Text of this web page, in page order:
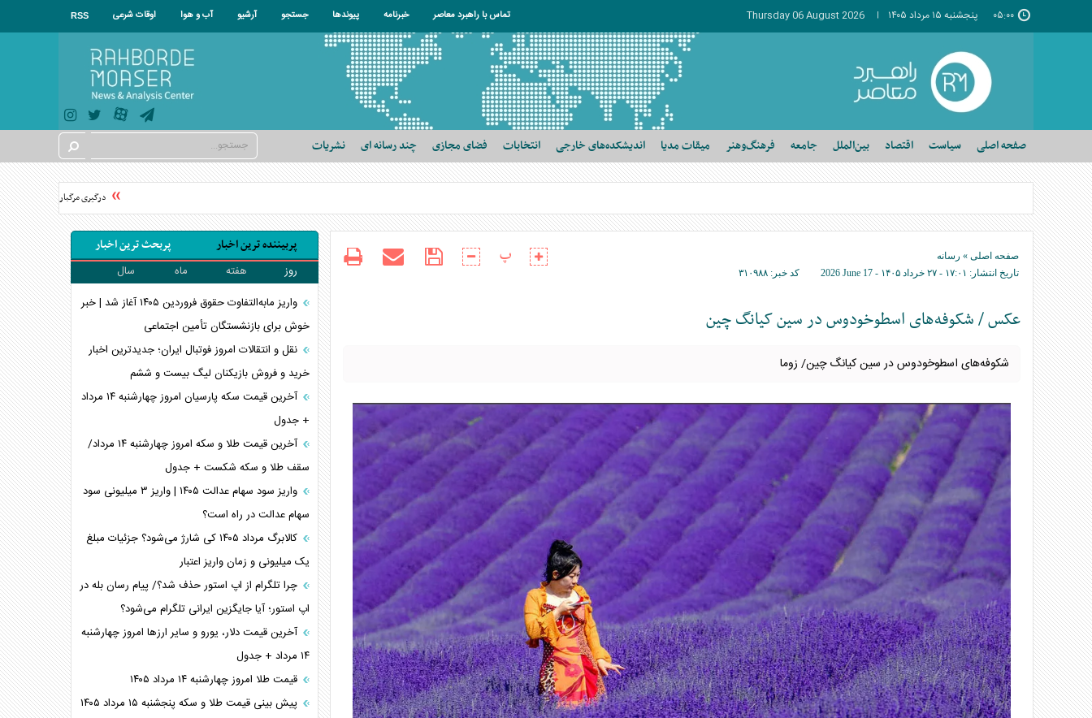
۰۵:۰۰ پنجشنبه ۱۵ مرداد ۱۴۰۵ Thursday 06 August 2026 تماس با راهبرد معاصر خبرنامه پیوندها جستجو آرشیو آب و هوا اوقات شرعی RSS
صفحه اصلی سیاست اقتصاد بین‌الملل جامعه فرهنگ‌وهنر میقات مدیا اندیشکده‌های خارجی انتخابات فضای مجازی چند رسانه ای نشریات
درگیری مرگبار میان سه برادر و
صفحه اصلی » رسانه
تاریخ انتشار: ۱۷:۰۱ - ۲۷ خرداد ۱۴۰۵ - 2026 June 17 کد خبر: ۳۱۰۹۸۸
پ
عکس / شکوفه‌های اسطوخودوس در سین کیانگ چین
شکوفه‌های اسطوخودوس در سین کیانگ چین/ زوما
پربیننده ترین اخبار پربحث ترین اخبار
روز هفته ماه
سال
واریز مابه‌التفاوت حقوق فروردین ۱۴۰۵ آغاز شد | خبر
خوش برای بازنشستگان تأمین اجتماعی
نقل و انتقالات امروز فوتبال ایران؛ جدیدترین اخبار
خرید و فروش بازیکنان لیگ بیست و ششم
آخرین قیمت سکه پارسیان امروز چهارشنبه ۱۴ مرداد
+ جدول
آخرین قیمت طلا و سکه امروز چهارشنبه ۱۴ مرداد/
سقف طلا و سکه شکست + جدول
واریز سود سهام عدالت ۱۴۰۵ | واریز ۳ میلیونی سود
سهام عدالت در راه است؟
کالابرگ مرداد ۱۴۰۵ کی شارژ می‌شود؟ جزئیات مبلغ
یک میلیونی و زمان واریز اعتبار
چرا تلگرام از اپ استور حذف شد؟/ پیام رسان بله در
اپ استور؛ آیا جایگزین ایرانی تلگرام می‌شود؟
آخرین قیمت دلار، یورو و سایر ارز‌ها امروز چهارشنبه
۱۴ مرداد + جدول
قیمت طلا امروز چهارشنبه ۱۴ مرداد ۱۴۰۵
پیش بینی قیمت طلا و سکه پنجشنبه ۱۵ مرداد ۱۴۰۵